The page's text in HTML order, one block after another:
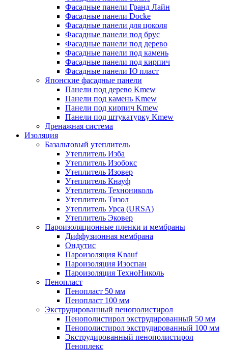
Фасадные панели Гранд Лайн
Фасадные панели Docke
Фасадные панели для цоколя
Фасадные панели под брус
Фасадные панели под дерево
Фасадные панели под камень
Фасадные панели под кирпич
Фасадные панели Ю пласт
Японские фасадные панели
Панели под дерево Kmew
Панели под камень Kmew
Панели под кирпич Kmew
Панели под штукатурку Kmew
Дренажная система
Изоляция
Базальтовый утеплитель
Утеплитель Изба
Утеплитель Изобокс
Утеплитель Изовер
Утеплитель Кнауф
Утеплитель Технониколь
Утеплитель Тизол
Утеплитель Урса (URSA)
Утеплитель Эковер
Пароизоляционные пленки и мембраны
Диффузионная мембрана
Ондутис
Пароизоляция Knauf
Пароизоляция Изоспан
Пароизоляция ТехноНиколь
Пенопласт
Пенопласт 50 мм
Пенопласт 100 мм
Экструдированный пенополистирол
Пенополистирол экструдированный 50 мм
Пенополистирол экструдированный 100 мм
Экструдированный пенополистирол
Пеноплекс